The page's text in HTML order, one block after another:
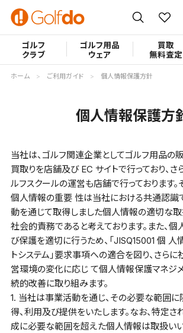
ゴルフ
クラブ
ゴルフ用品
ウェア
買取
無料査定
ホーム ご利用ガイド 個人情報保護方針
個人情報保護方
当社は、ゴルフ関連企業としてゴルフ用品の
買取りを店舗及び EC サイトで行っており、
ルフスクールの運営も店舗で行っております
個人情報の重要 性は当社における共通認識
動を通じて取得しました個人情報の適切な取
社会的責務であると考えております。また、
び保護を適切に行うため、「JISQ15001 個 人
トシステム」要求事項への適合を図り、さら
営環境の変化に応じ て個人情報保護マネジ
続的改善に取り組みます。
1. 当社は事業活動を通じ、その必要な範囲
得、利用及び提供をいたします。なお、特定
成に必要な範囲を超えた個人情報は取扱いい